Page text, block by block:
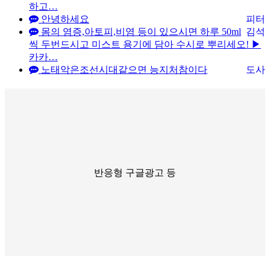
하고…
피터
안녕하세요
김석
몸의 염증,아토피,비염 등이 있으시면 하루 50ml
씩 두번드시고 미스트 용기에 담아 수시로 뿌리세오! ▶
카카…
도사
노태악은조선시대같으면 능지처참이다
반응형 구글광고 등